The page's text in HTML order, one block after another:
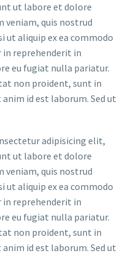
ut labore et dolore
veniam, quis nostrud
aliquip ex ea commodo
in reprehenderit in
eu fugiat nulla pariatur.
non proident, sunt in
id est laborum. Sed ut
adipisicing elit,
ut labore et dolore
veniam, quis nostrud
aliquip ex ea commodo
in reprehenderit in
eu fugiat nulla pariatur.
non proident, sunt in
id est laborum. Sed ut